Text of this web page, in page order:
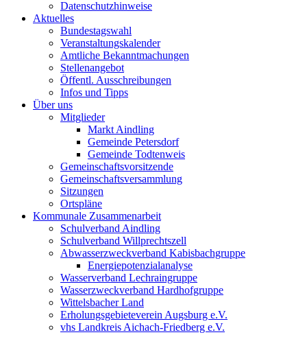
Datenschutzhinweise
Aktuelles
Bundestagswahl
Veranstaltungskalender
Amtliche Bekanntmachungen
Stellenangebot
Öffentl. Ausschreibungen
Infos und Tipps
Über uns
Mitglieder
Markt Aindling
Gemeinde Petersdorf
Gemeinde Todtenweis
Gemeinschaftsvorsitzende
Gemeinschaftsversammlung
Sitzungen
Ortspläne
Kommunale Zusammenarbeit
Schulverband Aindling
Schulverband Willprechtszell
Abwasserzweckverband Kabisbachgruppe
Energiepotenzialanalyse
Wasserverband Lechraingruppe
Wasserzweckverband Hardhofgruppe
Wittelsbacher Land
Erholungsgebieteverein Augsburg e.V.
vhs Landkreis Aichach-Friedberg e.V.